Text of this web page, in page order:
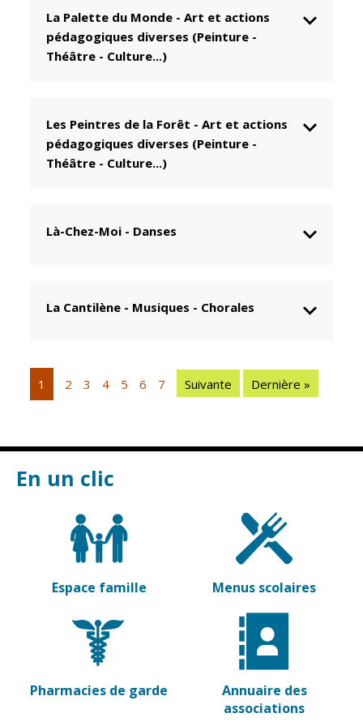
CCAS
Conseil
d'administration
L'EHPAD
Autonomie
seniors
Centre de
Établissements
Pharmacies de
garde
Culture
Nab / La
Décale
Ateliers arts
Musée
Vierzon
Archives du
Sports
Équipements
sportifs
Associations
associations
Démarches
des
associations
La Palette du Monde -Art et actions
pédagogiques diverses (Peinture -
Théâtre - Culture...)
Les Peintres de la Forêt -Art et actions
pédagogiques diverses (Peinture -
Théâtre - Culture...)
Là-Chez-Moi - Danses
La Cantilène - Musiques - Chorales
1 2 3 4 5 6 7 Suivante Dernière »
En un clic
Espace famille Menus scolaires
Pharmacies de garde
Annuaire des
associations